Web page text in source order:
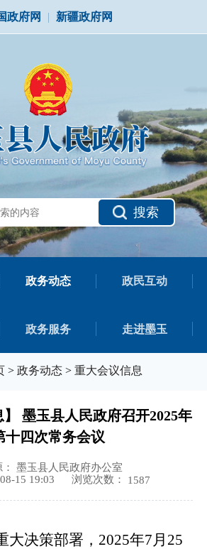
政府网 | 新疆政府网
搜索
政务动态 政民互动
政务服务 走进墨玉
> 政务动态 > 重大会议信息
】 墨玉县人民政府召开2025年
十四次常务会议
： 墨玉县人民政府办公室
15 19:03
浏览次数： 1587
决策部署， 2025年7月25